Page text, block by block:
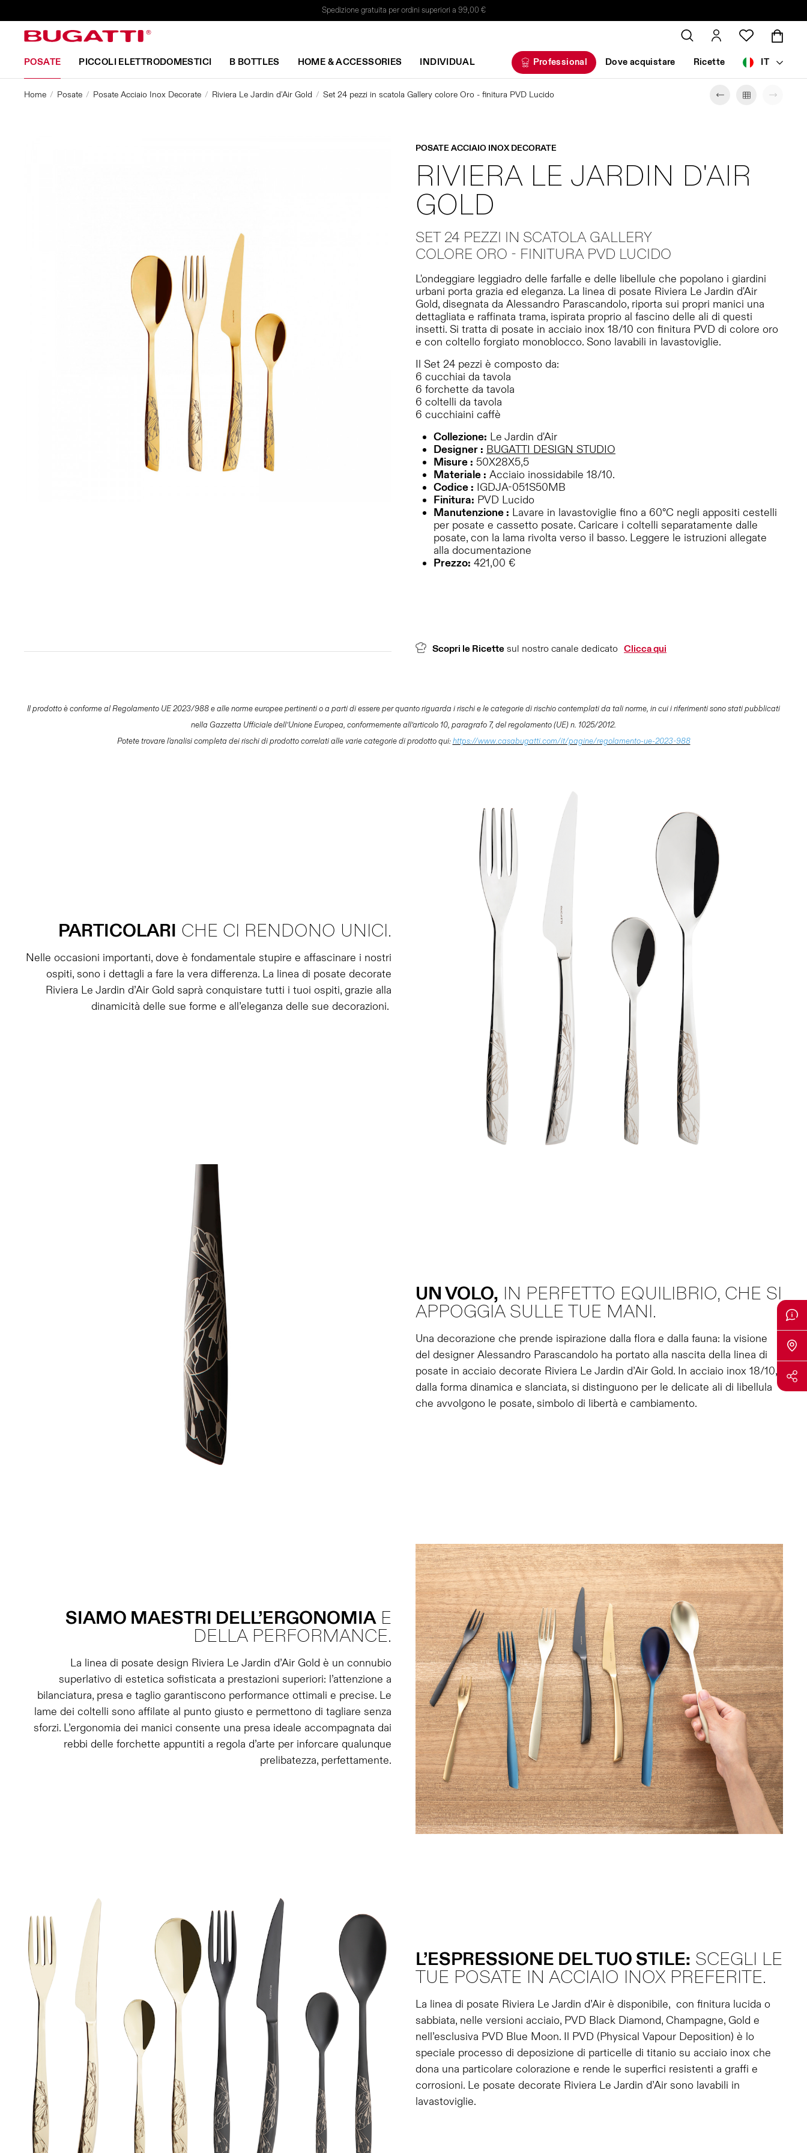
Spedizione gratuita per ordini superiori a 99,00 €
POSATE PICCOLI ELETTRODOMESTICI B BOTTLES HOME & ACCESSORIES INDIVIDUAL Professional Dove acquistare Ricette IT
Home Posate Posate Acciaio Inox Decorate Riviera Le Jardin d'Air Gold Set 24 pezzi in scatola Gallery colore Oro - finitura PVD Lucido
POSATE ACCIAIO INOX DECORATE
RIVIERA LE JARDIN D'AIR
GOLD
SET 24 PEZZI IN SCATOLA GALLERY
COLORE ORO - FINITURA PVD LUCIDO
L'ondeggiare leggiadro delle farfalle e delle libellule che popolano i giardini
urbani porta grazia ed eleganza. La linea di posate Riviera Le Jardin d'Air
Gold, disegnata da Alessandro Parascandolo, riporta sui propri manici una
dettagliata e raffinata trama, ispirata proprio al fascino delle ali di questi
insetti. Si tratta di posate in acciaio inox 18/10 con finitura PVD di colore oro
e con coltello forgiato monoblocco. Sono lavabili in lavastoviglie.
Il Set 24 pezzi è composto da:
6 cucchiai da tavola
6 forchette da tavola
6 coltelli da tavola
6 cucchiaini caffè
Collezione: Le Jardin d'Air
Designer : BUGATTI DESIGN STUDIO
Misure : 50X28X5,5
Materiale : Acciaio inossidabile 18/10.
Codice : IGDJA-051S50MB
Finitura: PVD Lucido
Manutenzione : Lavare in lavastoviglie fino a 60°C negli appositi cestelli
per posate e cassetto posate. Caricare i coltelli separatamente dalle
posate, con la lama rivolta verso il basso. Leggere le istruzioni allegate
alla documentazione
Prezzo: 421,00 €
Scopri le Ricette sul nostro canale dedicato Clicca qui
Il prodotto è conforme al Regolamento UE 2023/988 e alle norme europee pertinenti o a parti di essere per quanto riguarda i rischi e le categorie di rischio contemplati da tali norme, in cui i riferimenti sono stati pubblicati
nella Gazzetta Ufficiale dell’Unione Europea, conformemente all’articolo 10, paragrafo 7, del regolamento (UE) n. 1025/2012.
Potete trovare l'analisi completa dei rischi di prodotto correlati alle varie categorie di prodotto qui:https://www.casabugatti.com/it/pagine/regolamento-ue-2023-988
PARTICOLARI CHE CI RENDONO UNICI.
Nelle occasioni importanti, dove è fondamentale stupire e affascinare i nostri
ospiti, sono i dettagli a fare la vera differenza. La linea di posate decorate
Riviera Le Jardin d’Air Gold saprà conquistare tutti i tuoi ospiti, grazie alla
dinamicità delle sue forme e all’eleganza delle sue decorazioni.
UN VOLO, IN PERFETTO EQUILIBRIO, CHE SI
APPOGGIA SULLE TUE MANI.
Una decorazione che prende ispirazione dalla flora e dalla fauna: la visione
del designer Alessandro Parascandolo ha portato alla nascita della linea di
posate in acciaio decorate Riviera Le Jardin d’Air Gold. In acciaio inox 18/10,
dalla forma dinamica e slanciata, si distinguono per le delicate ali di libellula
che avvolgono le posate, simbolo di libertà e cambiamento.
SIAMO MAESTRI DELL’ERGONOMIAE
DELLA PERFORMANCE.
La linea di posate design Riviera Le Jardin d’Air Gold è un connubio
superlativo di estetica sofisticata a prestazioni superiori: l’attenzione a
bilanciatura, presa e taglio garantiscono performance ottimali e precise. Le
lame dei coltelli sono affilate al punto giusto e permettono di tagliare senza
sforzi. L’ergonomia dei manici consente una presa ideale accompagnata dai
rebbi delle forchette appuntiti a regola d’arte per inforcare qualunque
prelibatezza, perfettamente.
L’ESPRESSIONE DEL TUO STILE: SCEGLI LE
TUE POSATE IN ACCIAIO INOX PREFERITE.
La linea di posate Riviera Le Jardin d’Air è disponibile, con finitura lucida o
sabbiata, nelle versioni acciaio, PVD Black Diamond, Champagne, Gold e
nell’esclusiva PVD Blue Moon. Il PVD (Physical Vapour Deposition) è lo
speciale processo di deposizione di particelle di titanio su acciaio inox che
dona una particolare colorazione e rende le superfici resistenti a graffi e
corrosioni. Le posate decorate Riviera Le Jardin d’Air sono lavabili in
lavastoviglie.